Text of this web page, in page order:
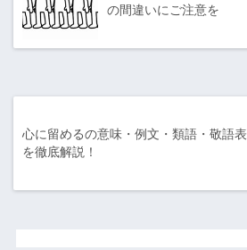
の間違いにご注意を
心に留めるの意味・例文・類語・敬語
を徹底解説！